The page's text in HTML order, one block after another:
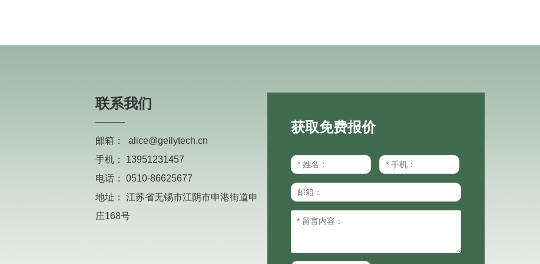
联系我们
邮箱：
alice@gellytech.cn
手机：
13951231457
电话：
0510-86625677
地址：
江苏省无锡市江阴市申港街道申
庄168号
获取免费报价